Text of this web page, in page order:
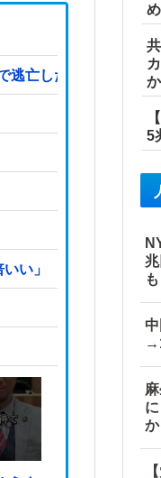
亡したトメ「捨て
い」
5
も
か